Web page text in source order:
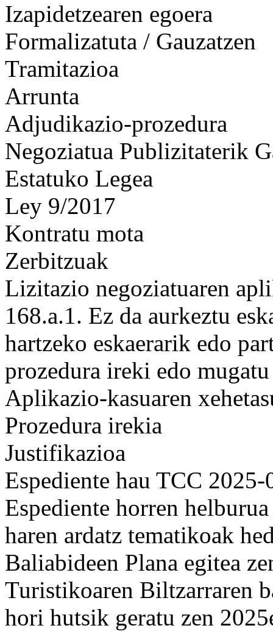
Izapidetzearen egoera
Formalizatuta / Gauzatzen
Tramitazioa
Arrunta
Adjudikazio-prozedura
Negoziatua Publizitaterik
Estatuko Legea
Ley 9/2017
Kontratu mota
Zerbitzuak
Lizitazio negoziatuaren
168.a.1. Ez da aurkeztu
hartzeko eskaerarik edo
prozedura ireki edo mugatu
Aplikazio-kasuaren
Prozedura irekia
Justifikazioa
Espediente hau TCC
Espediente horren
haren ardatz tematikoak
Baliabideen Plana egitea
Turistikoaren Biltzarraren
hori hutsik geratu zen